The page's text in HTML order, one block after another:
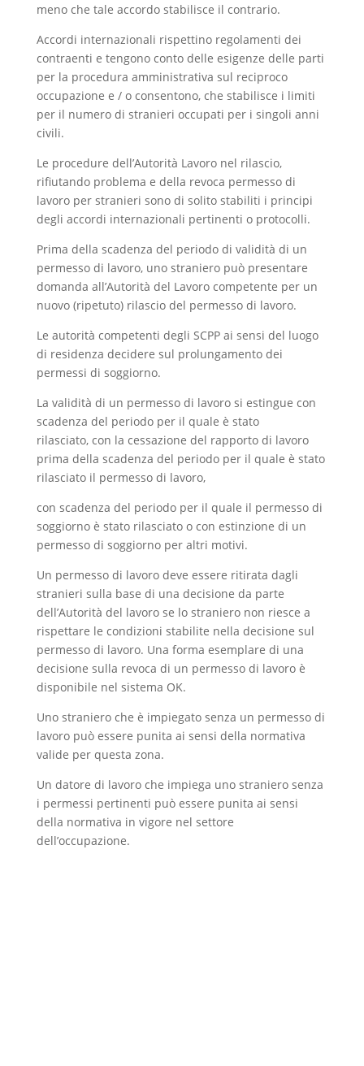
meno che tale accordo stabilisce il contrario.
Accordi internazionali rispettino regolamenti dei
contraenti e tengono conto delle esigenze delle parti
per la procedura amministrativa sul reciproco
occupazione e / o consentono, che stabilisce i limiti
per il numero di stranieri occupati per i singoli anni
civili.
Le procedure dell’Autorità Lavoro nel rilascio,
rifiutando problema e della revoca permesso di
lavoro per stranieri sono di solito stabiliti i principi
degli accordi internazionali pertinenti o protocolli.
Prima della scadenza del periodo di validità di un
permesso di lavoro, uno straniero può presentare
domanda all’Autorità del Lavoro competente per un
nuovo (ripetuto) rilascio del permesso di lavoro.
Le autorità competenti degli SCPP ai sensi del luogo
di residenza decidere sul prolungamento dei
permessi di soggiorno.
La validità di un permesso di lavoro si estingue con
scadenza del periodo per il quale è stato
rilasciato, con la cessazione del rapporto di lavoro
prima della scadenza del periodo per il quale è stato
rilasciato il permesso di lavoro,
con scadenza del periodo per il quale il permesso di
soggiorno è stato rilasciato o con estinzione di un
permesso di soggiorno per altri motivi.
Un permesso di lavoro deve essere ritirata dagli
stranieri sulla base di una decisione da parte
dell’Autorità del lavoro se lo straniero non riesce a
rispettare le condizioni stabilite nella decisione sul
permesso di lavoro. Una forma esemplare di una
decisione sulla revoca di un permesso di lavoro è
disponibile nel sistema OK.
Uno straniero che è impiegato senza un permesso di
lavoro può essere punita ai sensi della normativa
valide per questa zona.
Un datore di lavoro che impiega uno straniero senza
i permessi pertinenti può essere punita ai sensi
della normativa in vigore nel settore
dell’occupazione.